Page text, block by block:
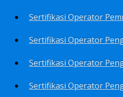
Sertifikasi Operator